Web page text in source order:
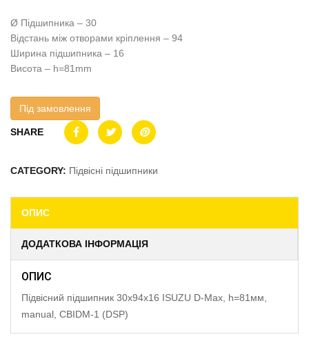
Ø Підшипника – 30
Відстань між отворами кріплення – 94
Ширина підшипника – 16
Висота – h=81mm
Під замовлення
SHARE
CATEGORY: Підвісні підшипники
ОПИС
ДОДАТКОВА ІНФОРМАЦІЯ
ОПИС
Підвісний підшипник 30x94x16 ISUZU D-Max, h=81мм,
manual, CBIDM-1 (DSP)